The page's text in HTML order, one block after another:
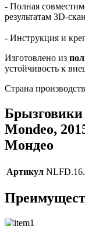
- Полная
результатам 3D-
- Инструкция и
Изготовлено из
устойчивость к
Страна
Брызговики
Mondeo,
Мондео
Артикул